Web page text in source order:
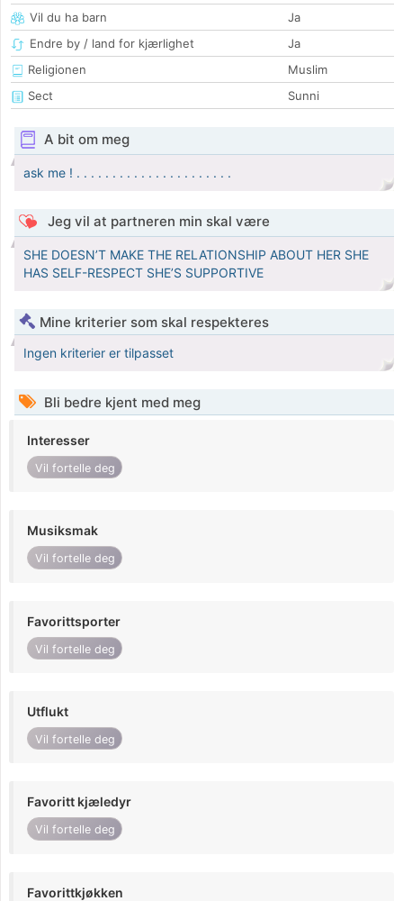
Vil du ha barn
Ja
Endre by / land for kjærlighet
Ja
Religionen
Muslim
Sect
Sunni
A bit om meg
ask me ! . . . . . . . . . . . . . . . . . . . . . .
Jeg vil at partneren min skal være
SHE DOESN’T MAKE THE RELATIONSHIP ABOUT HER SHE
HAS SELF-RESPECT SHE’S SUPPORTIVE
Mine kriterier som skal respekteres
Ingen kriterier er tilpasset
Bli bedre kjent med meg
Interesser
Vil fortelle deg
Musiksmak
Vil fortelle deg
Favorittsporter
Vil fortelle deg
Utflukt
Vil fortelle deg
Favoritt kjæledyr
Vil fortelle deg
Favorittkjøkken